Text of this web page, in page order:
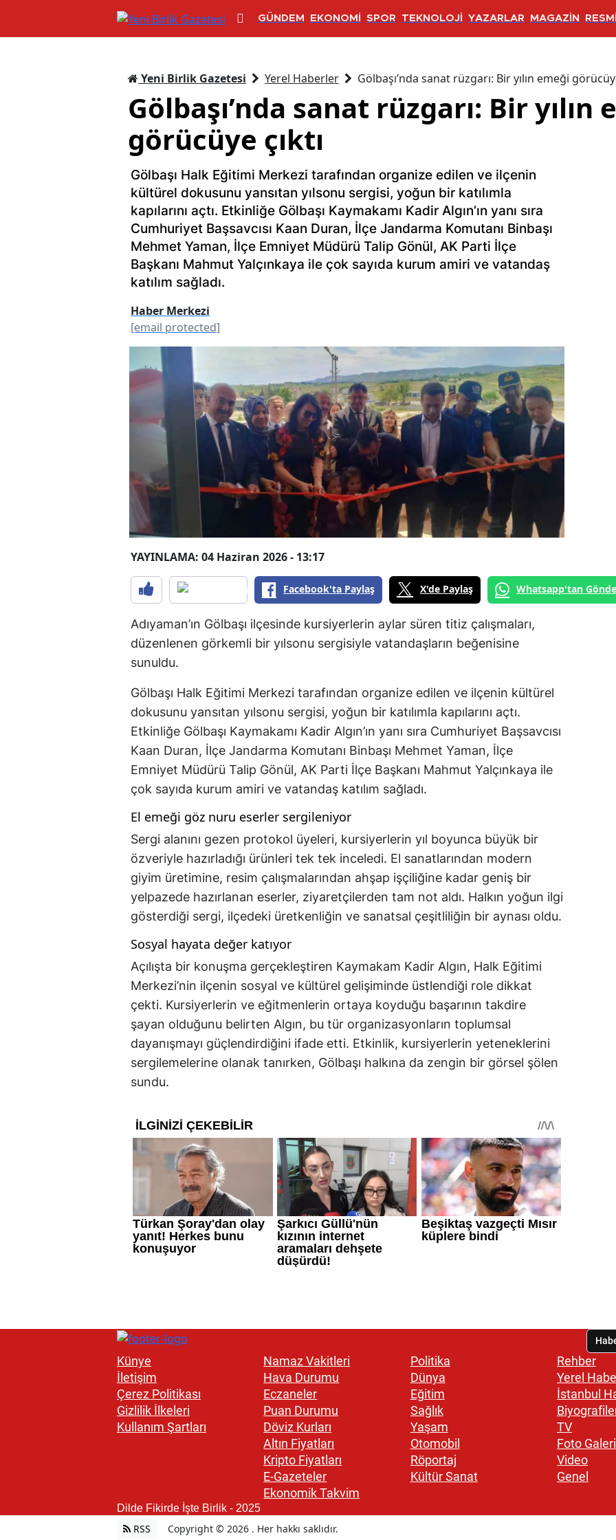
GÜNDEM EKONOMİ SPOR TEKNOLOJİ YAZARLAR MAGAZİN
Yeni Birlik Gazetesi Yerel Haberler Gölbaşı’nda sanat rüzgarı: Bir yılın emeği
Gölbaşı’nda sanat rüzgarı: Bir yılın
görücüye çıktı
Gölbaşı Halk Eğitimi Merkezi tarafından organize edilen ve ilçenin
kültürel dokusunu yansıtan yılsonu sergisi, yoğun bir katılımla
kapılarını açtı. Etkinliğe Gölbaşı Kaymakamı Kadir Algın’ın yanı sıra
Cumhuriyet Başsavcısı Kaan Duran, İlçe Jandarma Komutanı Binbaşı
Mehmet Yaman, İlçe Emniyet Müdürü Talip Gönül, AK Parti İlçe
Başkanı Mahmut Yalçınkaya ile çok sayıda kurum amiri ve vatandaş
katılım sağladı.
Haber Merkezi
[email protected]
YAYINLAMA: 04 Haziran 2026 - 13:17
Facebook'ta Paylaş X'de Paylaş Whatsapp'tan
Adıyaman’ın Gölbaşı ilçesinde kursiyerlerin aylar süren titiz çalışmaları,
düzenlenen görkemli bir yılsonu sergisiyle vatandaşların beğenisine
sunuldu.
Gölbaşı Halk Eğitimi Merkezi tarafından organize edilen ve ilçenin kültürel
dokusunu yansıtan yılsonu sergisi, yoğun bir katılımla kapılarını açtı.
Etkinliğe Gölbaşı Kaymakamı Kadir Algın’ın yanı sıra Cumhuriyet Başsavcısı
Kaan Duran, İlçe Jandarma Komutanı Binbaşı Mehmet Yaman, İlçe
Emniyet Müdürü Talip Gönül, AK Parti İlçe Başkanı Mahmut Yalçınkaya ile
çok sayıda kurum amiri ve vatandaş katılım sağladı.
El emeği göz nuru eserler sergileniyor
Sergi alanını gezen protokol üyeleri, kursiyerlerin yıl boyunca büyük bir
özveriyle hazırladığı ürünleri tek tek inceledi. El sanatlarından modern
giyim üretimine, resim çalışmalarından ahşap işçiliğine kadar geniş bir
yelpazede hazırlanan eserler, ziyaretçilerden tam not aldı. Halkın yoğun ilgi
gösterdiği sergi, ilçedeki üretkenliğin ve sanatsal çeşitliliğin bir aynası oldu.
Sosyal hayata değer katıyor
Açılışta bir konuşma gerçekleştiren Kaymakam Kadir Algın, Halk Eğitimi
Merkezi’nin ilçenin sosyal ve kültürel gelişiminde üstlendiği role dikkat
çekti. Kursiyerlerin ve eğitmenlerin ortaya koyduğu başarının takdire
şayan olduğunu belirten Algın, bu tür organizasyonların toplumsal
dayanışmayı güçlendirdiğini ifade etti. Etkinlik, kursiyerlerin yeteneklerini
sergilemelerine olanak tanırken, Gölbaşı halkına da zengin bir görsel şölen
sundu.
Künye
İletişim
Çerez Politikası
Gizlilik İlkeleri
Kullanım Şartları
Namaz Vakitleri
Hava Durumu
Eczaneler
Puan Durumu
Döviz Kurları
Altın Fiyatları
Kripto Fiyatları
E-Gazeteler
Ekonomik Takvim
Politika
Dünya
Eğitim
Sağlık
Yaşam
Otomobil
Röportaj
Kültür Sanat
Rehber
Yerel
İstanbul
TV
Foto Galeri
Video
Genel
Dilde Fikirde İşte Birlik - 2025
RSS Copyright © 2026 . Her hakkı saklıdır.